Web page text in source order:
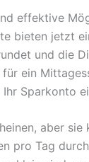
effektive
bieten jetzt
und die
ein
Sparkonto
aber
pro Tag